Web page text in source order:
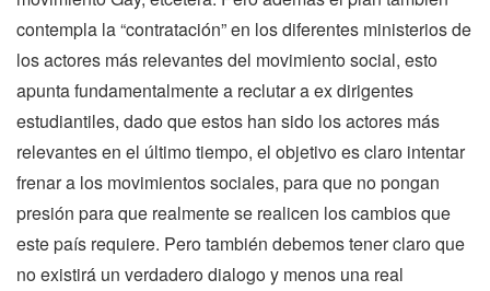
contempla la “contratación” en los diferentes ministerios de
los actores más relevantes del movimiento social, esto
apunta fundamentalmente a reclutar a ex dirigentes
estudiantiles, dado que estos han sido los actores más
relevantes en el último tiempo, el objetivo es claro intentar
frenar a los movimientos sociales, para que no pongan
presión para que realmente se realicen los cambios que
este país requiere. Pero también debemos tener claro que
no existirá un verdadero dialogo y menos una real